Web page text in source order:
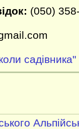
(050)
садівника"